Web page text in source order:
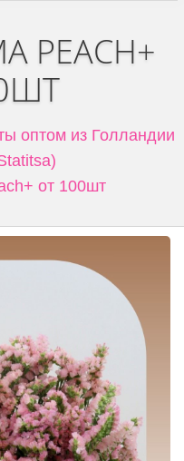
PEACH+
оптом из Голландии
от 100шт